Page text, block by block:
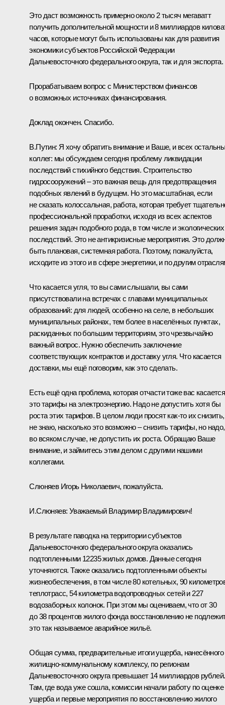
Это даст возможность примерно около 2 тысяч мегаватт
получить дополнительной мощности и 8 миллиардов
часов, которые могут быть использованы как для развития
экономики субъектов Российской Федерации
Дальневосточного федерального округа, так и для экспорта.
Прорабатываем вопрос с Министерством финансов
о возможных источниках финансирования.
Доклад окончен. Спасибо.
В.Путин: Я хочу обратить внимание и Ваше, и всех
коллег: мы обсуждаем сегодня проблему ликвидации
последствий стихийного бедствия. Строительство
гидросооружений – это важная вещь для предотвращения
подобных явлений в будущем. Но это масштабная, если
не сказать колоссальная, работа, которая требует
профессиональной проработки, исходя из всех аспектов
решения задач подобного рода, в том числе и экологических
последствий. Это не антикризисные мероприятия. Это
быть плановая, системная работа. Поэтому, пожалуйста,
исходите из этого и в сфере энергетики, и по другим
Что касается угля, то вы сами слышали, вы сами
присутствовали на встречах с главами муниципальных
образований: для людей, особенно на селе, в небольших
муниципальных районах, тем более в населённых пунктах,
раскиданных по большим территориям, это чрезвычайно
важный вопрос. Нужно обеспечить заключение
соответствующих контрактов и доставку угля. Что касается
доставки, мы ещё поговорим, как это сделать.
Есть ещё одна проблема, которая отчасти тоже вас
это тарифы на электроэнергию. Надо не допустить хотя бы
роста этих тарифов. В целом люди просят как‑то их
не знаю, насколько это возможно – снизить тарифы, но надо,
во всяком случае, не допустить их роста. Обращаю Ваше
внимание, и займитесь этим делом с другими нашими
коллегами.
Слюняев Игорь Николаевич, пожалуйста.
И.Слюняев: Уважаемый Владимир Владимирович!
В результате паводка на территории субъектов
Дальневосточного федерального округа оказались
подтопленными 12235 жилых домов. Данные сегодня
уточняются. Также оказались подтопленными объекты
жизнеобеспечения, в том числе 80 котельных, 90
теплотрасс, 54 километра водопроводных сетей и 227
водозаборных колонок. При этом мы оцениваем, что от 30
до 38 процентов жилого фонда восстановлению не
это так называемое аварийное жильё.
Общая сумма, предварительные итоги ущерба, нанесённого
жилищно-коммунальному комплексу, по регионам
Дальневосточного округа превышает 14 миллиардов рублей.
Там, где вода уже сошла, комиссии начали работу по оценке
ущерба и первые мероприятия по восстановлению жилого